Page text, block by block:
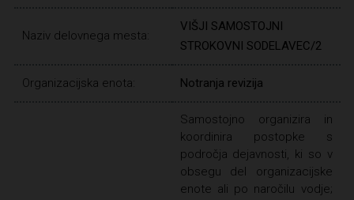
Naziv delovnega mesta:
VIŠJI SAMOSTOJNI
STROKOVNI SODELAVEC/2
Organizacijska enota: Notranja revizija
Samostojno organizira in
koordinira postopke s
področja dejavnosti, ki so v
obsegu del organizacijske
enote ali po naročilu vodje;